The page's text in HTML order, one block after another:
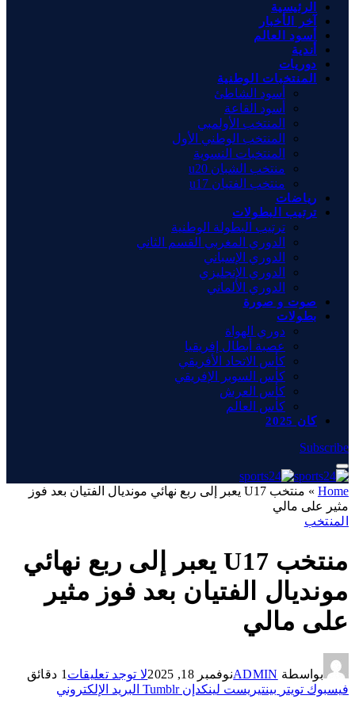
الرئيسية
آخر الأخبار
أسود العالم
أندية
دوريات
المنتخبات الوطنية
أسود الشاطئ
أسود القاعة
المنتخب الأولمبي
المنتخب الوطني الأول
المنتخبات النسوية
منتخب الشبان u20
منتخب الفتيان u17
رياضات
ترتيب البطولات
ترتيب البطولة الوطنية
الدوري المغربي القسم الثاني
الدوري الإسباني
الدوري الإنجليزي
الدوري الألماني
صوت و صورة
بطولات
دوري الهواة
عصبة أبطال إفريقيا
كأس الاتحاد الأفريقي
كأس السوبر الإفريقي
كأس العرش
كأس العالم
كان 2025
Subscribe
Home
»
منتخب U17 يعبر إلى ربع نهائي مونديال الفتيان بعد فوز
مثير على مالي
المنتخب
منتخب U17 يعبر إلى ربع نهائي
مونديال الفتيان بعد فوز مثير
على مالي
بواسطة ADMINنوفمبر 18, 2025 لا توجد تعليقات 1 دقائق
فيسبوك تويتر بينتيريست لينكدإن Tumblr البريد الإلكتروني